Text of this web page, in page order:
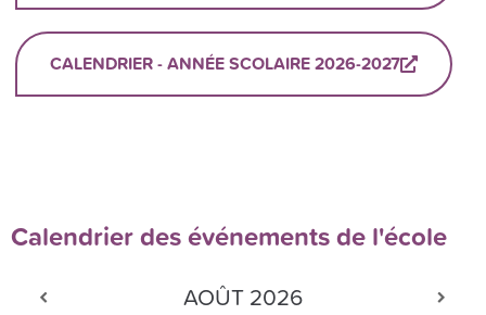
CALENDRIER - ANNÉE SCOLAIRE 2026-2027
Calendrier des événements de l'école
AOÛT 2026